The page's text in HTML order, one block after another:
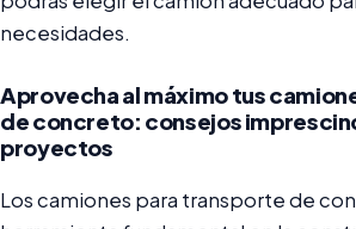
necesidades.
Aprovecha al máximo tus
de concreto: consejos
proyectos
Los camiones para transporte de